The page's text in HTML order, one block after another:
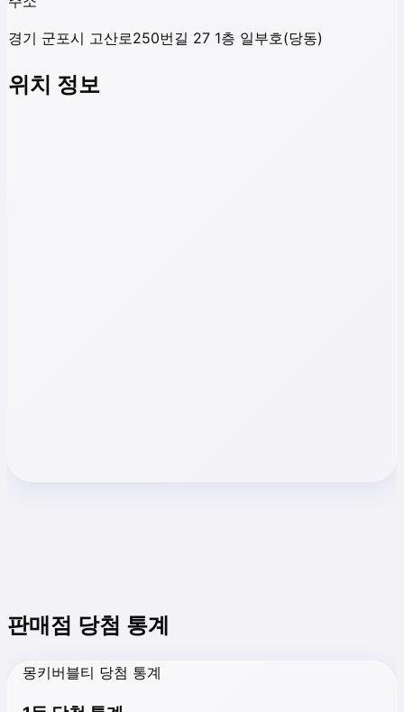
경기 군포시 고산로250번길 27 1층 일부호(당동)
위치 정보
판매점 당첨 통계
몽키버블티 당첨 통계